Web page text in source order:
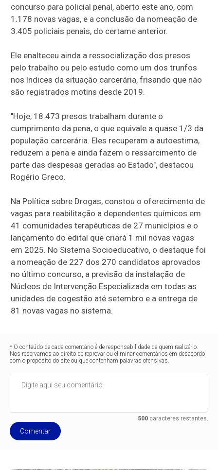
concurso para policial penal, aberto este ano, com
1.178 novas vagas, e a conclusão da nomeação de
3.405 policiais penais, do certame anterior.
Ele enalteceu ainda a ressocialização dos presos
pelo trabalho ou pelo estudo como um dos trunfos
nos índices da situação carcerária, frisando que não
são registrados motins desde 2019.
"Hoje, 18.473 presos trabalham durante o
cumprimento da pena, o que equivale a quase 1/3 da
população carcerária. Eles recuperam a autoestima,
reduzem a pena e ainda fazem o ressarcimento de
parte das despesas geradas ao Estado", destacou
Rogério Greco.
Na Política sobre Drogas, constou o oferecimento de
vagas para reabilitação a dependentes químicos em
41 comunidades terapêuticas de 27 municípios e o
lançamento do edital que criará 1 mil novas vagas
em 2025. No Sistema Socioeducativo, o destaque foi
a nomeação de 227 dos 270 candidatos aprovados
no último concurso, a previsão da instalação de
Núcleos de Intervenção Especializada em todas as
unidades de cogestão até setembro e a entrega de
81 novas vagas no sistema.
* O conteúdo de cada comentário é de responsabilidade de quem realizá-lo.
Nos reservamos ao direito de reprovar ou eliminar comentários em desacordo
com o propósito do site ou que contenham palavras ofensivas.
500caracteres restantes.
Comentar